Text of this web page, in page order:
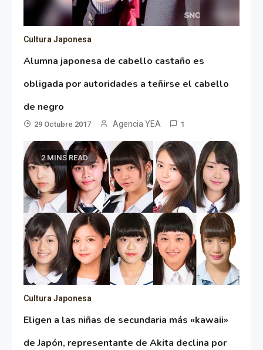
Cultura Japonesa
Alumna japonesa de cabello castaño es
obligada por autoridades a teñirse el cabello
de negro
29 Octubre 2017 Agencia YEA 1
2 MINS READ
Cultura Japonesa
Eligen a las niñas de secundaria más «kawaii»
de Japón, representante de Akita declina por